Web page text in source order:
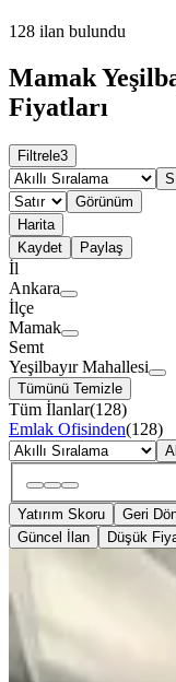
128 ilan bulundu
Mamak
Fiyatları
Filtrele3
Görünüm
Harita
Kaydet
Paylaş
İl
Ankara
İlçe
Mamak
Semt
Yeşilbayır Mahallesi
Tümünü Temizle
Tüm İlanlar(128)
Emlak Ofisinden(128)
Yatırım Skoru Geri
Güncel İlan
Düşük